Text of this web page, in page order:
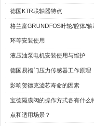
德国KTR联轴器特点
格兰富GRUNDFOS叶轮/腔体/轴
环等安装使用
液压油泵电机安装使用与维护
德国易福门压力传感器工作原理
影响贺德克滤芯寿命的因素
宝德隔膜阀的操作方式各有什么
点和适用场景？